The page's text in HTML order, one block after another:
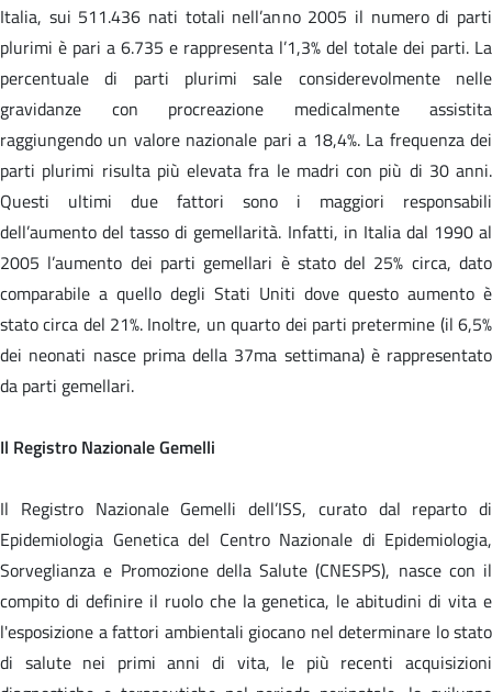
Italia, sui 511.436 nati totali nell’anno 2005 il numero di parti
plurimi è pari a 6.735 e rappresenta l’1,3% del totale dei parti. La
percentuale di parti plurimi sale considerevolmente nelle
gravidanze con procreazione medicalmente assistita
raggiungendo un valore nazionale pari a 18,4%. La frequenza dei
parti plurimi risulta più elevata fra le madri con più di 30 anni.
Questi ultimi due fattori sono i maggiori responsabili
dell’aumento del tasso di gemellarità. Infatti, in Italia dal 1990 al
2005 l’aumento dei parti gemellari è stato del 25% circa, dato
comparabile a quello degli Stati Uniti dove questo aumento è
stato circa del 21%. Inoltre, un quarto dei parti pretermine (il 6,5%
dei neonati nasce prima della 37ma settimana) è rappresentato
da parti gemellari.
Il Registro Nazionale Gemelli
Il Registro Nazionale Gemelli dell’ISS, curato dal reparto di
Epidemiologia Genetica del Centro Nazionale di Epidemiologia,
Sorveglianza e Promozione della Salute (CNESPS), nasce con il
compito di definire il ruolo che la genetica, le abitudini di vita e
l'esposizione a fattori ambientali giocano nel determinare lo stato
di salute nei primi anni di vita, le più recenti acquisizioni